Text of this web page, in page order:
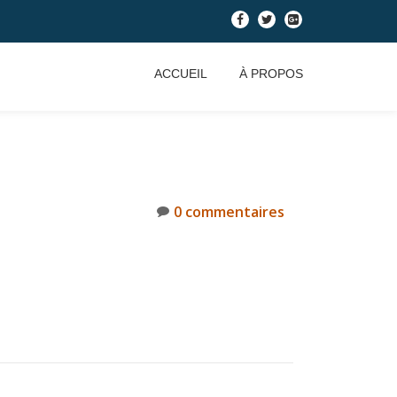
- - -
ACCUEIL À PROPOS
0 commentaires